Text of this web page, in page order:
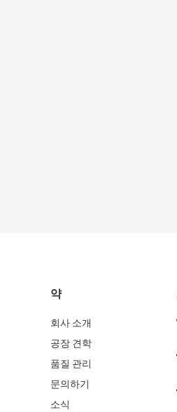
약
회사 소개
공장 견학
품질 관리
문의하기
소식